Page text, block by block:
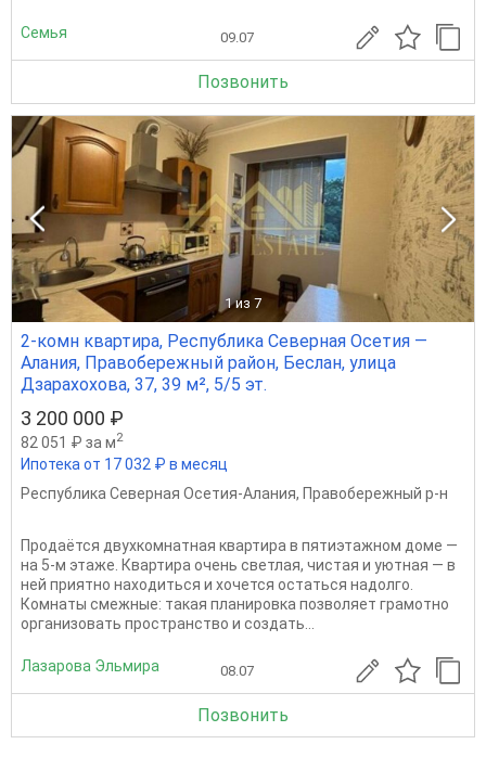
Семья 09.07
Позвонить
1 из 7
2-комн квартира, Республика Северная Осетия —
Алания, Правобережный район, Беслан, улица
Дзарахохова, 37, 39 м², 5/5 эт.
3 200 000 ₽
82 051 ₽ за м2
Ипотека от 17 032 ₽ в месяц
Республика Северная Осетия-Алания, Правобережный р-н
Продаётся двухкомнатная квартира в пятиэтажном доме —
на 5‑м этаже. Квартира очень светлая, чистая и уютная — в
ней приятно находиться и хочется остаться надолго.
Комнаты смежные: такая планировка позволяет грамотно
организовать пространство и создать...
Лазарова Эльмира 08.07
Позвонить